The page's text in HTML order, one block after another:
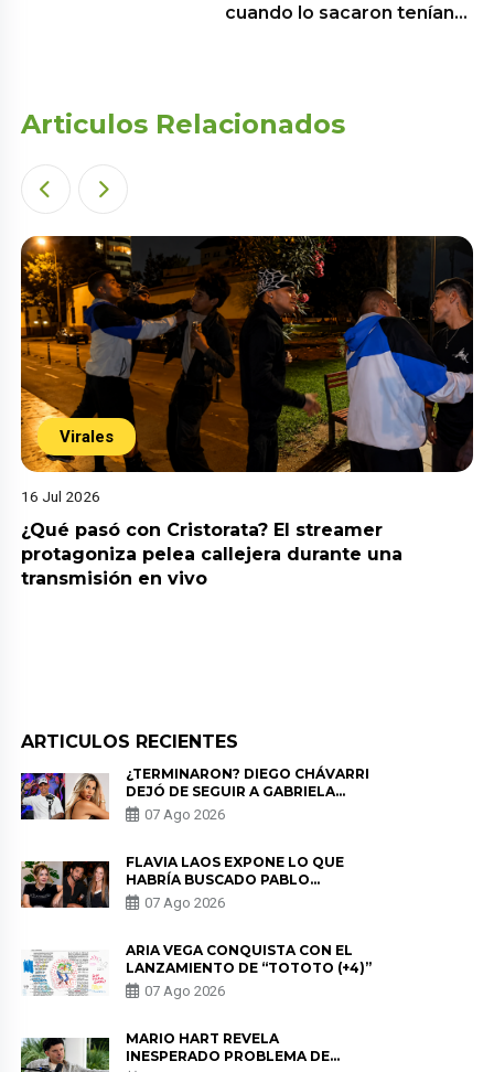
cuando lo sacaron tenían…
Articulos Relacionados
Virales
16 Jul 2026
¿Qué pasó con Cristorata? El streamer
protagoniza pelea callejera durante una
transmisión en vivo
ARTICULOS RECIENTES
¿TERMINARON? DIEGO CHÁVARRI
DEJÓ DE SEGUIR A GABRIELA
HERRERA Y ANUNCIA SU SALIDA
DE PÓDCAST
07 Ago 2026
FLAVIA LAOS EXPONE LO QUE
HABRÍA BUSCADO PABLO
HEREDIA CON ALE FULLER: “UNA
DE LAS PARTES QUERÍA EL
07 Ago 2026
ARIA VEGA CONQUISTA CON EL
LANZAMIENTO DE “TOTOTO (+4)”
07 Ago 2026
MARIO HART REVELA
INESPERADO PROBLEMA DE